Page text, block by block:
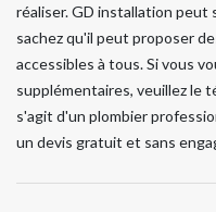
réaliser. GD installation peut
sachez qu'il peut proposer
accessibles à tous. Si vous
supplémentaires, veuillez le
s'agit d'un plombier
un devis gratuit et sans